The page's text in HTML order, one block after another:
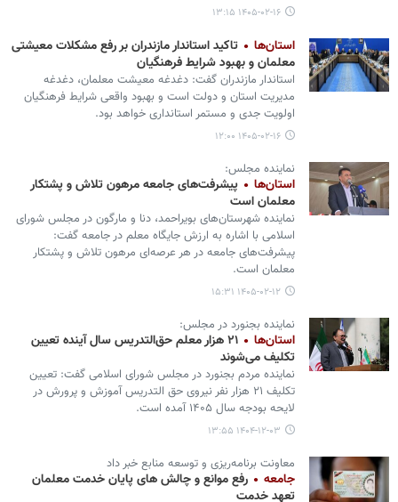
۱۴۰۵-۰۲-۱۶ ۱۳:۱۵
استان‌ها
تاکید استاندار مازندران بر رفع مشکلات معیشتی
معلمان و بهبود شرایط فرهنگیان
استاندار مازندران گفت: دغدغه معیشت معلمان، دغدغه
مدیریت استان و دولت است و بهبود واقعی شرایط فرهنگیان
اولویت جدی و مستمر استانداری خواهد بود.
۱۴۰۵-۰۲-۱۶ ۱۲:۰۰
نماینده مجلس:
استان‌ها
پیشرفت‌های جامعه مرهون تلاش و پشتکار
معلمان است
نماینده شهرستان‌های بویراحمد، دنا و مارگون در مجلس شورای
اسلامی با اشاره به ارزش جایگاه معلم در جامعه گفت:
پیشرفت‌های جامعه در هر عرصه‌ای مرهون تلاش و پشتکار
معلمان است.
۱۴۰۵-۰۲-۱۲ ۱۵:۳۱
نماینده بجنورد در مجلس:
استان‌ها
۲۱ هزار معلم حق‌التدریس سال آینده تعیین
تکلیف می‌شوند
نماینده مردم بجنورد در مجلس شورای اسلامی گفت: تعیین
تکلیف ۲۱ هزار نفر نیروی حق التدریس آموزش و پرورش در
لایحه بودجه سال ۱۴۰۵ آمده است.
۱۴۰۴-۱۲-۰۳ ۱۳:۵۵
معاونت برنامه‌ریزی و توسعه منابع خبر داد
جامعه
رفع موانع و چالش های پایان خدمت معلمان
تعهد خدمت